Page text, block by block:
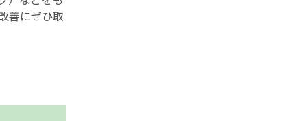
善にぜひ取